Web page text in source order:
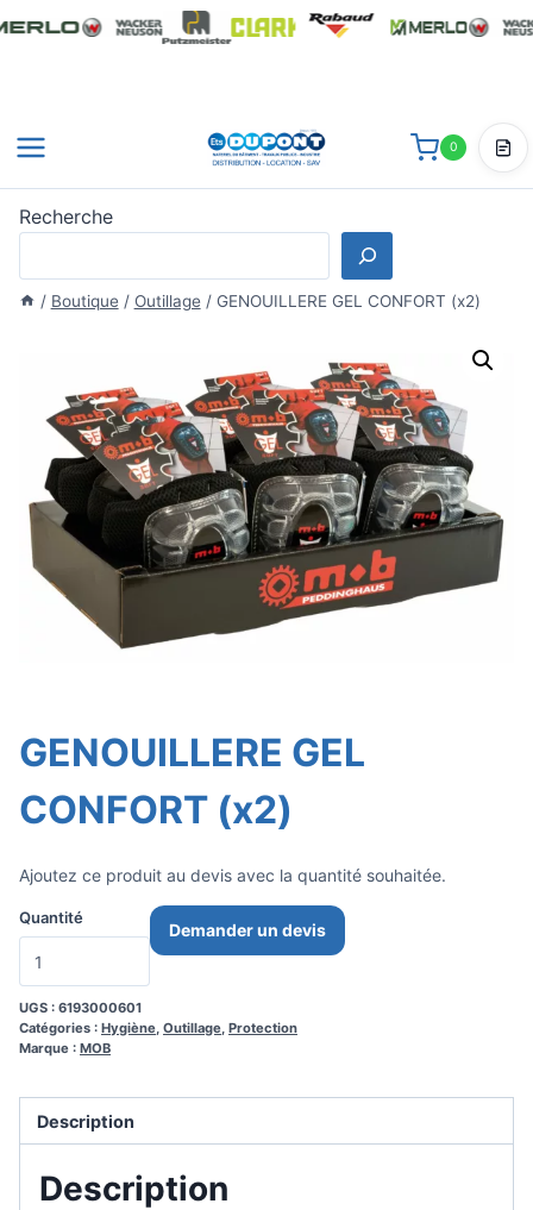
0
/ Boutique / Outillage / GENOUILLERE GEL CONFORT (x2)
GENOUILLERE GEL
CONFORT (x2)
Ajoutez ce produit au devis avec la quantité souhaitée.
Quantité
Demander un devis
UGS : 6193000601
Catégories : Hygiène, Outillage, Protection
Marque : MOB
Description
Description
Recherche